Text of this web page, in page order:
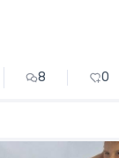
8 0